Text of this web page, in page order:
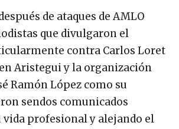
de ataques de AMLO
que divulgaron el
contra Carlos Loret
Aristegui y la organización
Ramón López como su
sendos comunicados
profesional y alejando el